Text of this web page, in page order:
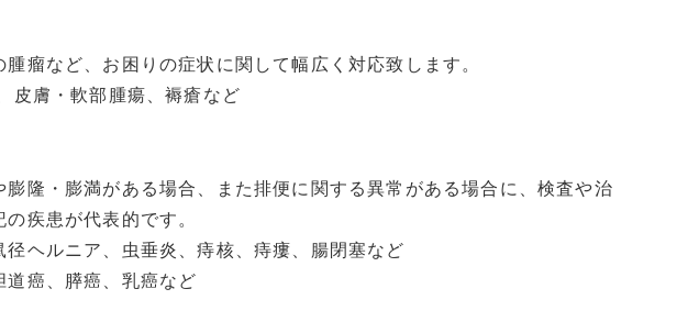
瘤など、お困りの症状に関して幅広く対応致します。
皮膚・軟部腫瘍、褥瘡など
隆・膨満がある場合、また排便に関する異常がある場合に、検査や治
疾患が代表的です。
径ヘルニア、虫垂炎、痔核、痔瘻、腸閉塞など
道癌、膵癌、乳癌など